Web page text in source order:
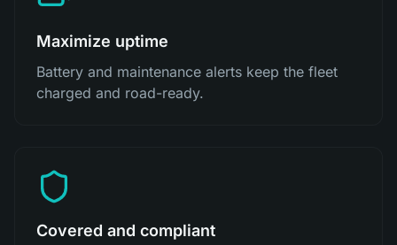
Maximize uptime
Battery and maintenance alerts keep the fleet
charged and road-ready.
Covered and compliant